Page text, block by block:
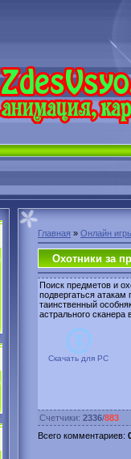
Главная » Онлайн
Охотники за
Поиск предметов и
подвергаться
таинственный
астрального
Скачать для PC
Счетчики: 2336/883
Всего комментариев: